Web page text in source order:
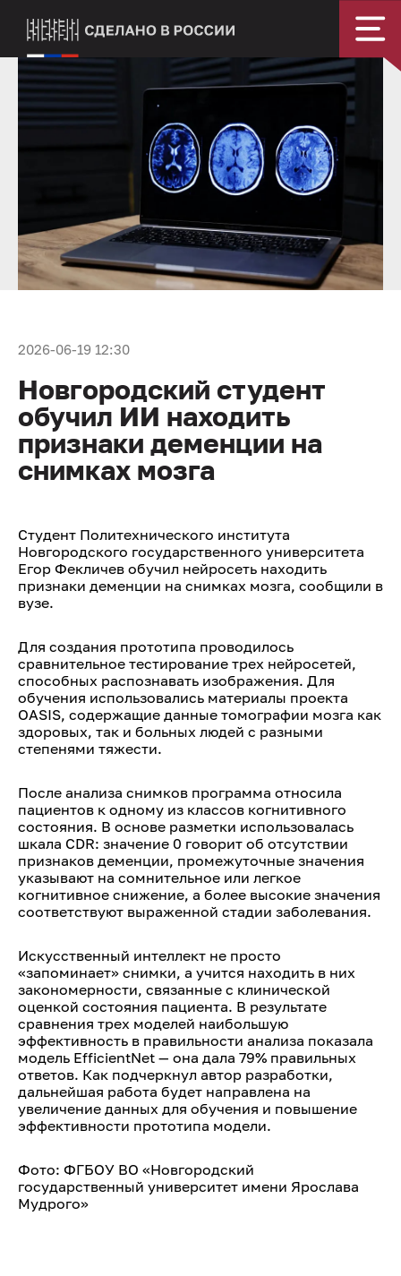
2026-06-19 12:30
Новгородский студент
обучил ИИ находить
признаки деменции на
снимках мозга
Студент Политехнического института
Новгородского государственного университета
Егор Фекличев обучил нейросеть находить
признаки деменции на снимках мозга, сообщили в
вузе.
Для создания прототипа проводилось
сравнительное тестирование трех нейросетей,
способных распознавать изображения. Для
обучения использовались материалы проекта
OASIS, содержащие данные томографии мозга как
здоровых, так и больных людей с разными
степенями тяжести.
После анализа снимков программа относила
пациентов к одному из классов когнитивного
состояния. В основе разметки использовалась
шкала CDR: значение 0 говорит об отсутствии
признаков деменции, промежуточные значения
указывают на сомнительное или легкое
когнитивное снижение, а более высокие значения
соответствуют выраженной стадии заболевания.
Искусственный интеллект не просто
«запоминает» снимки, а учится находить в них
закономерности, связанные с клинической
оценкой состояния пациента. В результате
сравнения трех моделей наибольшую
эффективность в правильности анализа показала
модель EfficientNet — она дала 79% правильных
ответов. Как подчеркнул автор разработки,
дальнейшая работа будет направлена на
увеличение данных для обучения и повышение
эффективности прототипа модели.
Фото: ФГБОУ ВО «Новгородский
государственный университет имени Ярослава
Мудрого»